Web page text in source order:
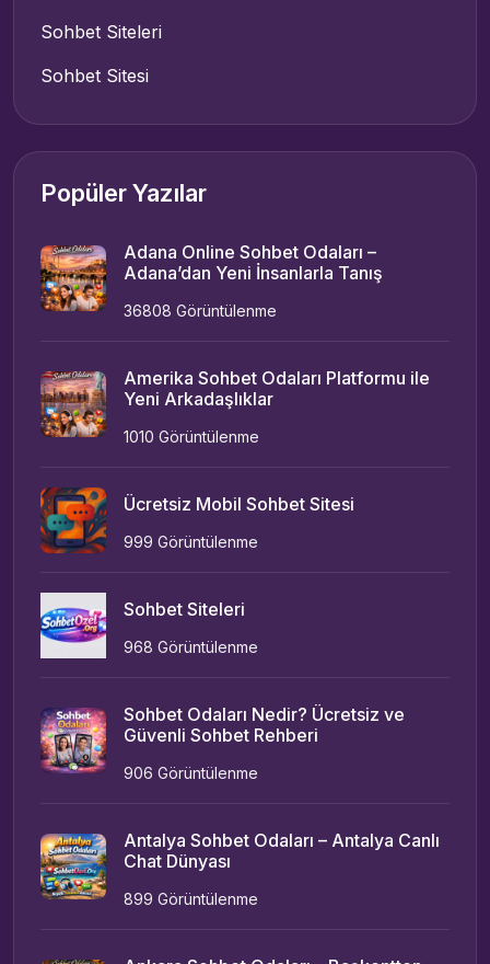
Sohbet Siteleri
Sohbet Sitesi
Popüler Yazılar
Adana Online Sohbet Odaları –
Adana’dan Yeni İnsanlarla Tanış
36808 Görüntülenme
Amerika Sohbet Odaları Platformu ile
Yeni Arkadaşlıklar
1010 Görüntülenme
Ücretsiz Mobil Sohbet Sitesi
999 Görüntülenme
Sohbet Siteleri
968 Görüntülenme
Sohbet Odaları Nedir? Ücretsiz ve
Güvenli Sohbet Rehberi
906 Görüntülenme
Antalya Sohbet Odaları – Antalya Canlı
Chat Dünyası
899 Görüntülenme